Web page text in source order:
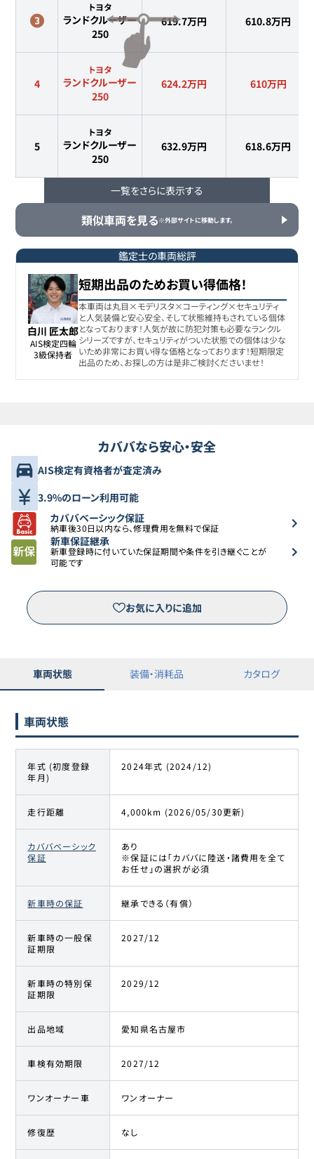
トヨタ
ランドクルーザー
250
619.7万円 610.8万円
4
トヨタ
ランドクルーザー
250
624.2万円 610万円
5
トヨタ
ランドクルーザー
250
632.9万円 618.6万円
トヨタ
ランドクルーザー
250
7
250
8
トヨタ
ランドクルーザー
250
639.9万円 625.8万円
トヨタ
10
トヨタ
250
11
トヨタ
ランドクルーザー
250
644.9万円
トヨタ
15
ランドクルーザー
678万円
16
ランドクルーザー
250
684.8万円 676万円
17 733.9万円
トヨタ
20
ランドクルーザー
836.5万円 809.8万円
一覧をさらに表示する
類似車両を見る※外部サイトに移動します。
鑑定士の車両総評
白川 匠太郎
AIS検定四輪
3級保持者
短期出品のためお買い得価格！
本車両は丸目×モデリスタ×コーティング×セキュリティ
と人気装備と安心安全、そして状態維持もされている個体
となっております！人気が故に防犯対策も必要なランクル
シリーズですが、セキュリティがついた状態での個体は少な
いため非常にお買い得な価格となっております！短期限定
出品のため、お探しの方は是非ご検討くださいませ！
カババなら安心・安全
AIS検定有資格者が査定済み
3.9%のローン利用可能
カババベーシック保証
納車後30日以内なら、修理費用を無料で保証
新車保証継承
新車登録時に付いていた保証期間や条件を引き継ぐことが
可能です
お気に入りに追加
車両状態 装備・消耗品 カタログ
車両状態
年式 (初度登録
年月)
2024年式 (2024/12)
走行距離 4,000km (2026/05/30更新)
カババベーシック
保証
あり
※保証には「カババに陸送・諸費用を全て
お任せ」の選択が必須
新車時の保証 継承できる（有償）
新車時の一般保
証期限
2027/12
新車時の特別保
証期限
2029/12
出品地域 愛知県名古屋市
車検有効期限 2027/12
ワンオーナー車 ワンオーナー
修復歴 なし